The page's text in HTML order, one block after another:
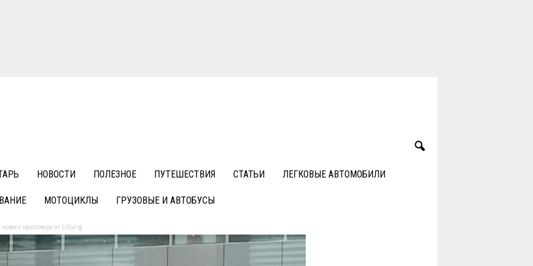
НОВОСТИ ПОЛЕЗНОЕ ПУТЕШЕСТВИЯ СТАТЬИ ЛЕГКОВЫЕ АВТОМОБИЛИ
МОТОЦИКЛЫ ГРУЗОВЫЕ И АВТОБУСЫ
кроссовера от LiXiang